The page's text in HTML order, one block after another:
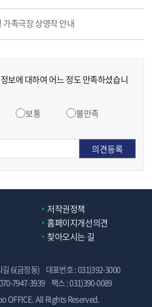
족극장 상영작 안내
보에 대하여 어느 정도 만족하셨습니
보통
불만족
저작권정책
홈페이지개선의견
찾아오시는 길
6(금정동)
대표번호 : 031)392-3000
7947-3939 팩스 : 031)390-0089
OFFICE. All Rights Reserved.